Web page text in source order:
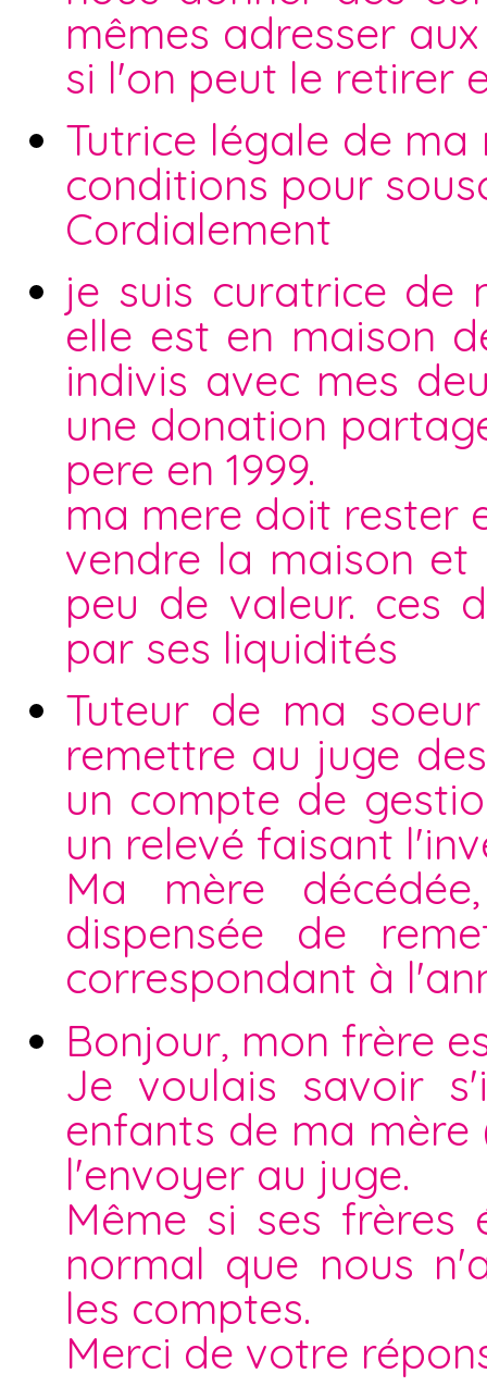
mêmes adresser
si l'on peut le retirer
Tutrice légale de
conditions pour
Cordialement
je suis curatrice de
elle est en maison
indivis avec mes
une donation
pere en 1999.
ma mere doit rester
vendre la maison
peu de valeur. ces
par ses liquidités
Tuteur de ma
remettre au juge
un compte de
un relevé faisant
Ma mère
dispensée de
correspondant à
Bonjour, mon frère
Je voulais savoir
enfants de ma
l'envoyer au juge.
Même si ses
normal que nous
les comptes.
Merci de votre